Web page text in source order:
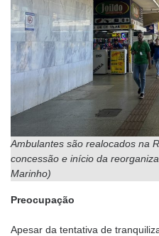
Ambulantes são realocados na
concessão e início da
Marinho)
Preocupação
Apesar da tentativa de